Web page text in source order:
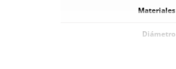
Materiales
Diámetro